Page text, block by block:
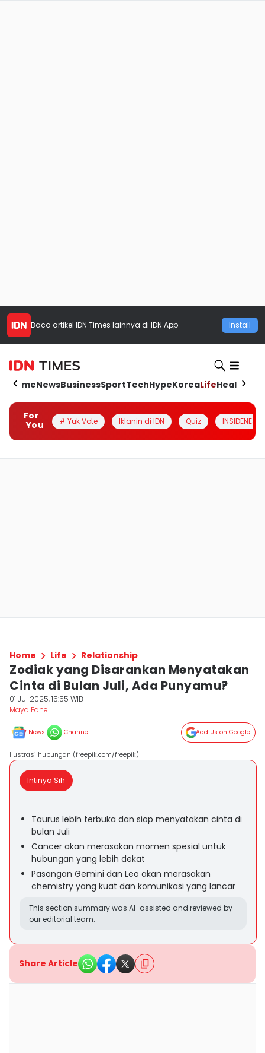
Baca artikel IDN Times lainnya di IDN App Install
HomeNewsBusinessSportTechHypeKoreaLifeHealth
For
You
# Yuk Vote Iklanin di IDN Quiz INSIDENESIA
Home Life Relationship
Zodiak yang Disarankan Menyatakan
Cinta di Bulan Juli, Ada Punyamu?
01 Jul 2025, 15:55 WIB
Maya Fahel
News Channel Add Us on Google
Ilustrasi hubungan (freepik.com/freepik)
Intinya Sih
Taurus lebih terbuka dan siap menyatakan cinta di
bulan Juli
Cancer akan merasakan momen spesial untuk
hubungan yang lebih dekat
Pasangan Gemini dan Leo akan merasakan
chemistry yang kuat dan komunikasi yang lancar
This section summary was AI-assisted and reviewed by
our editorial team.
Share Article